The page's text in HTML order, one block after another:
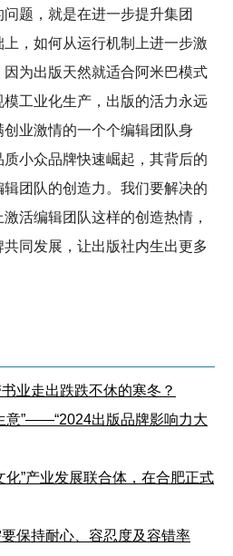
题，就是在进一步提升集团
，如何从运行机制上进一步激
为出版天然就适合阿米巴模式
工业化生产，出版的活力永远
业激情的一个个编辑团队身
质小众品牌快速崛起，其背后的
团队的创造力。我们要解决的
活编辑团队这样的创造热情，
同发展，让出版社内生出更多
业走出跌跌不休的寒冬？
意”——“2024出版品牌影响力大
化”产业发展联合体，在合肥正式
保持耐心、容忍度及容错率